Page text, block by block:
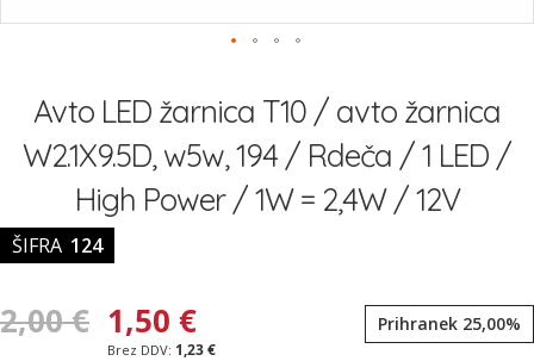
začetek
galerije
Avto LED žarnica T10 / avto žarnica
W2.1X9.5D, w5w, 194 / Rdeča / 1 LED /
High Power / 1W = 2,4W / 12V
ŠIFRA 124
2,00 € 1,50 €
1,23 €
Prihranek 25,00%